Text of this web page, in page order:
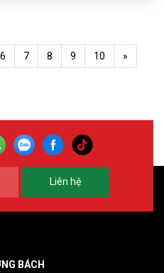
6 7 8 9 10 »
Liên hệ
BÁCH